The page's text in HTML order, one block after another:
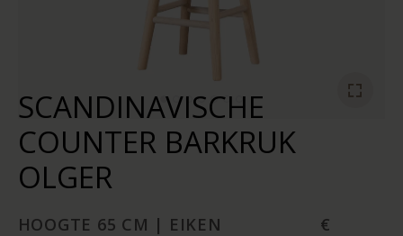
SCANDINAVISCHE
COUNTER BARKRUK
OLGER
HOOGTE 65 CM | EIKEN
€